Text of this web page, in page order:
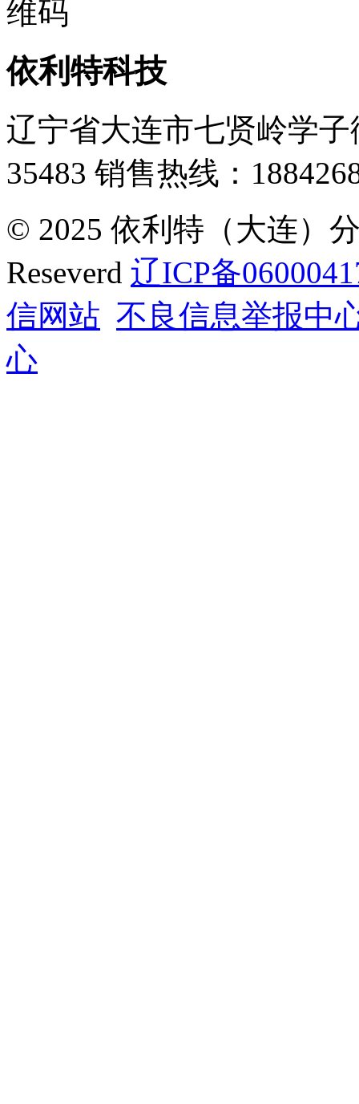
依利特科技
辽宁省大连市七贤岭学子
35483 销售热线：
© 2025 依利特（大连）
Reseverd 辽ICP备
信网站 不良信息举报中
心